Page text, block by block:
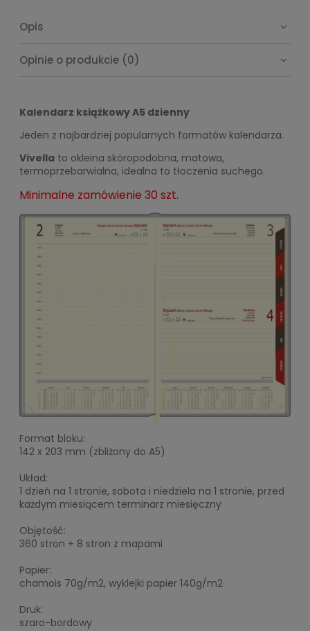
Opis
Opinie o produkcie (0)
Kalendarz książkowy A5 dzienny
Jeden z najbardziej popularnych formatów kalendarza.
Vivella to okleina skóropodobna, matowa,
termoprzebarwialna, idealna to tłoczenia suchego.
Minimalne zamówienie 30 szt.
Format bloku:
142 x 203 mm (zbliżony do A5)
Układ:
1 dzień na 1 stronie, sobota i niedziela na 1 stronie, przed
każdym miesiącem terminarz miesięczny
Objętość:
360 stron + 8 stron z mapami
Papier:
chamois 70g/m2, wyklejki papier 140g/m2
Druk:
szaro-bordowy